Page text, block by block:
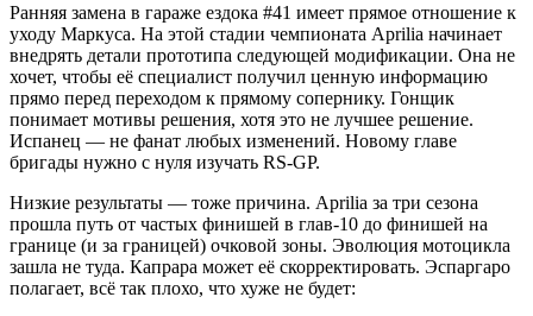
Ранняя замена в гараже ездока #41 имеет прямое отношение к
уходу Маркуса. На этой стадии чемпионата Aprilia начинает
внедрять детали прототипа следующей модификации. Она не
хочет, чтобы её специалист получил ценную информацию
прямо перед переходом к прямому сопернику. Гонщик
понимает мотивы решения, хотя это не лучшее решение.
Испанец — не фанат любых изменений. Новому главе
бригады нужно с нуля изучать RS-GP.
Низкие результаты — тоже причина. Aprilia за три сезона
прошла путь от частых финишей в глав-10 до финишей на
границе (и за границей) очковой зоны. Эволюция мотоцикла
зашла не туда. Капрара может её скорректировать. Эспаргаро
полагает, всё так плохо, что хуже не будет: